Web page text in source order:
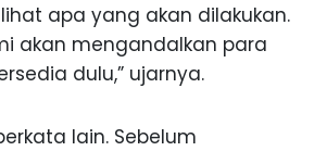
apa yang akan dilakukan.
akan mengandalkan para
dulu,” ujarnya.
lain. Sebelum